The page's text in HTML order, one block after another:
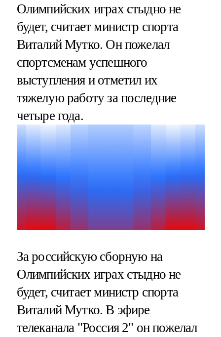
Олимпийских играх стыдно не
будет, считает министр спорта
Виталий Мутко. Он пожелал
спортсменам успешного
выступления и отметил их
тяжелую работу за последние
четыре года.
За российскую сборную на
Олимпийских играх стыдно не
будет, считает министр спорта
Виталий Мутко. В эфире
телеканала "Россия 2" он пожелал